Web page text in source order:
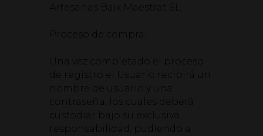
Artesanas Baix Maestrat SL.
Proceso de compra:
Una vez completado el proceso
de registro el Usuario recibirá un
nombre de usuario y una
contraseña, los cuales deberá
custodiar bajo su exclusiva
responsabilidad, pudiendo a